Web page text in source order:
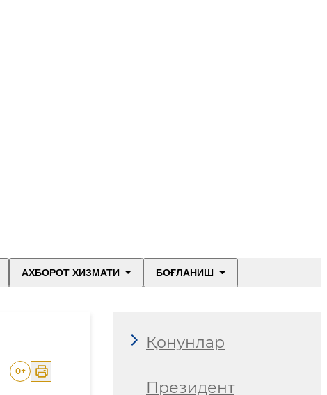
АХБОРОТ ХИЗМАТИ БОҒЛАНИШ
0+
Қонунлар
Президент